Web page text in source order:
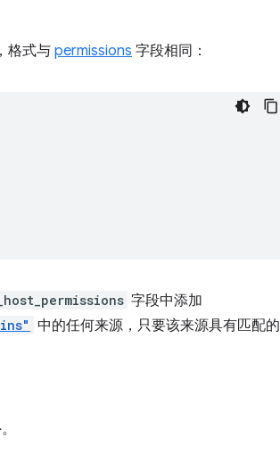
格式与 permissions 字段相同：
字段中添加
中的任何来源，只要该来源具有匹配的